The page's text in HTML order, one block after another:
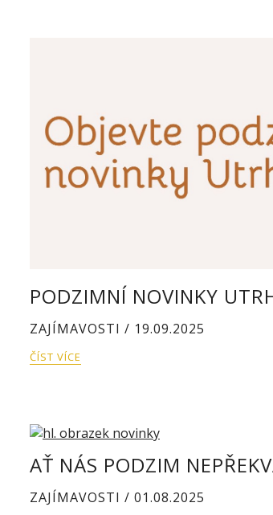
PODZIMNÍ NOVINKY
ZAJÍMAVOSTI / 19.09.2025
ČÍST VÍCE
AŤ NÁS PODZIM
ZAJÍMAVOSTI / 01.08.2025